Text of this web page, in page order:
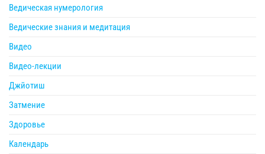
Ведическая нумерология
Ведические знания и медитация
Видео
Видео-лекции
Джйотиш
Затмение
Здоровье
Календарь